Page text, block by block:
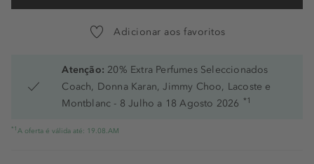
Adicionar aos favoritos
Atenção: 20% Extra Perfumes Seleccionados
Coach, Donna Karan, Jimmy Choo, Lacoste e
Montblanc - 8 Julho a 18 Agosto 2026 *1
*1 A oferta é válida até: 19.08.AM